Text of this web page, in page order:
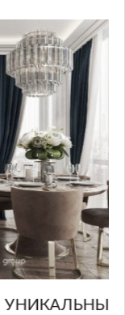
УНИКАЛЬНЫЙ